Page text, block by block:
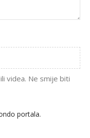
videa. Ne smije biti
portala.